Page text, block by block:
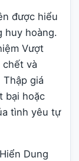
được hiểu
huy hoàng.
Vượt
chết và
Thập giá
bại hoặc
tình yêu tự
Dung